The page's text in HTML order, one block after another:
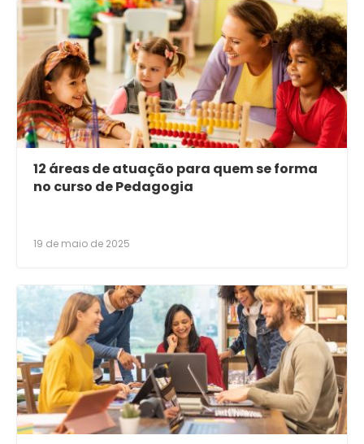
12 áreas de atuação para quem se forma
no curso de Pedagogia
19 de maio de 2025